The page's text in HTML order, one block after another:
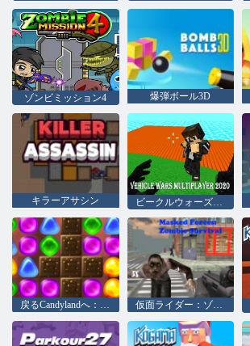
ゾンビミッション4 爆弾ボール3D
キラーアサシン ビークルウォーズマルチプレイヤー2020
戻るCandylandへ：エピソード2 仮面ライダー：ゾンビサバイバル